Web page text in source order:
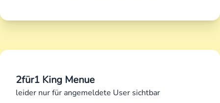
2für1 King Menue
leider nur für angemeldete User sichtbar